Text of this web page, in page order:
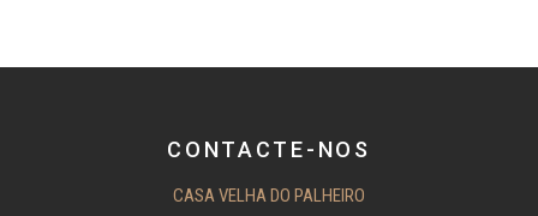
CONTACTE-NOS
CASA VELHA DO PALHEIRO